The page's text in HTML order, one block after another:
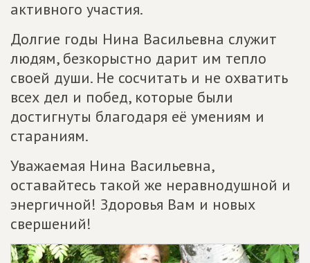
активного участия.
Долгие годы Нина Васильевна служит
людям, безкорыстно дарит им тепло
своей души. Не сосчитать и не охватить
всех дел и побед, которые были
достигнуты благодаря её умениям и
стараниям.
Уважаемая Нина Васильевна,
оставайтесь такой же неравнодушной и
энергичной! Здоровья Вам и новых
свершений!